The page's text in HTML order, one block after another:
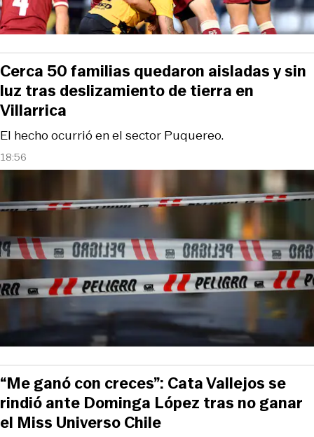
18:56
El hecho ocurrió en el sector Puquereo.
Cerca 50 familias quedaron aisladas y sin
luz tras deslizamiento de tierra en
Villarrica
“Me ganó con creces”: Cata Vallejos se
rindió ante Dominga López tras no ganar
el Miss Universo Chile